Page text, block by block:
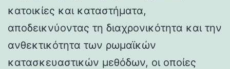
κατοικίες και καταστήματα,
αποδεικνύοντας τη διαχρονικότητα και την
ανθεκτικότητα των ρωμαϊκών
κατασκευαστικών μεθόδων, οι οποίες